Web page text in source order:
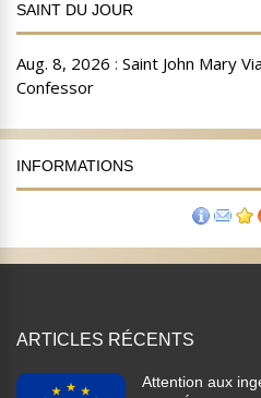
SAINT DU JOUR
INFORMATIONS
ARTICLES RÉCENTS
Attention aux